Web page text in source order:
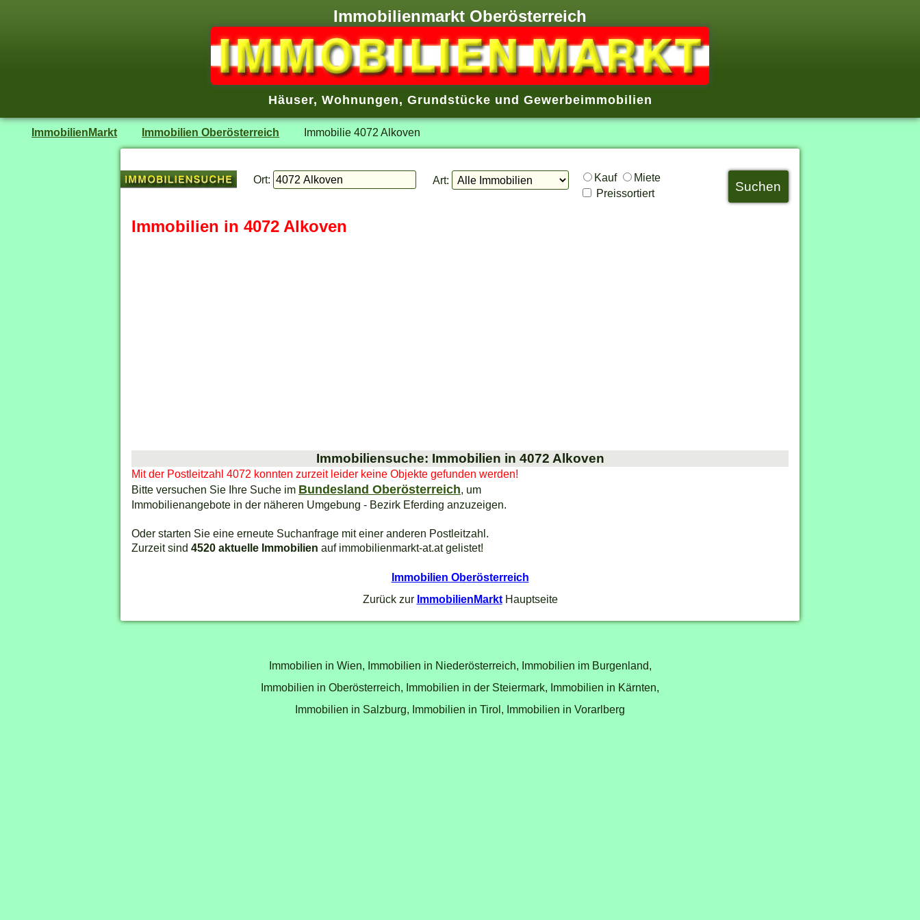
Immobilienmarkt Oberösterreich
Häuser, Wohnungen, Grundstücke und Gewerbeimmobilien
ImmobilienMarkt Immobilien Oberösterreich Immobilie 4072 Alkoven
Ort: Art: Kauf
Miete
Preissortiert
Immobilien in 4072 Alkoven
Immobiliensuche: Immobilien in 4072 Alkoven
Mit der Postleitzahl 4072 konnten zurzeit leider keine Objekte gefunden werden!
Bitte versuchen Sie Ihre Suche im Bundesland Oberösterreich, um
Immobilienangebote in der näheren Umgebung - Bezirk Eferding anzuzeigen.
Oder starten Sie eine erneute Suchanfrage mit einer anderen Postleitzahl.
Zurzeit sind 4520 aktuelle Immobilien auf immobilienmarkt-at.at gelistet!
Immobilien Oberösterreich
Zurück zur ImmobilienMarktHauptseite
Immobilien in Wien, Immobilien in Niederösterreich, Immobilien im Burgenland,
Immobilien in Oberösterreich, Immobilien in der Steiermark, Immobilien in Kärnten,
Immobilien in Salzburg, Immobilien in Tirol, Immobilien in Vorarlberg